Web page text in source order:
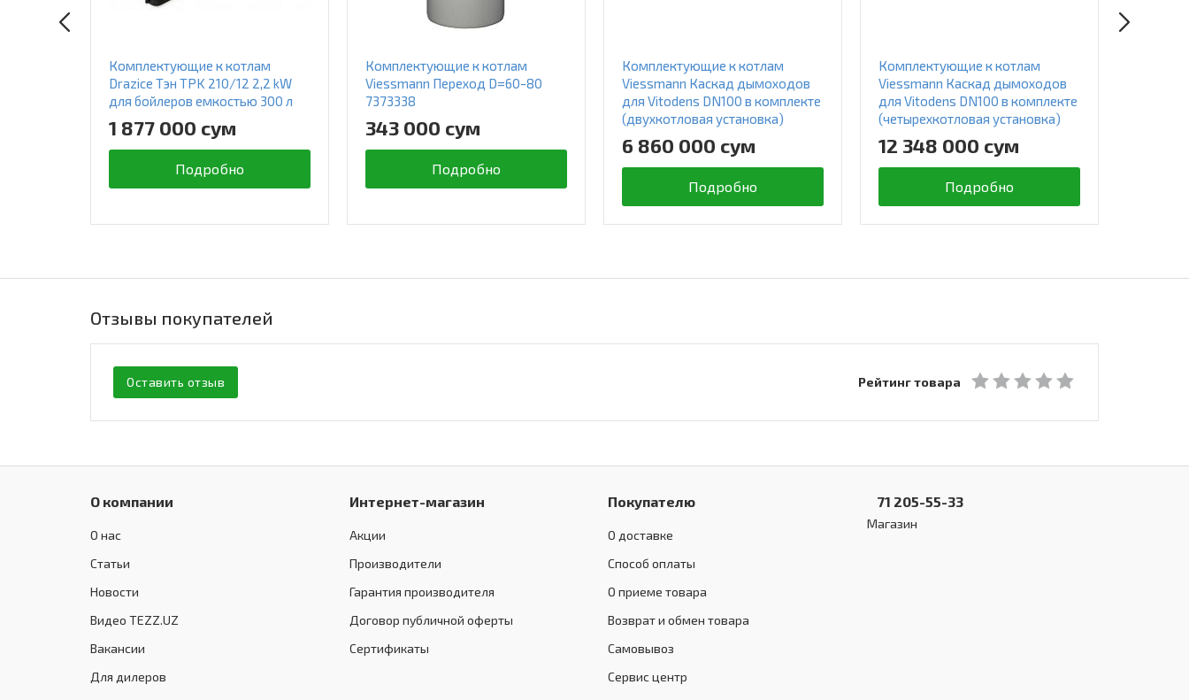
Комплектующие к котлам
Drazice Тэн TPK 210/12 2,2 kW
для бойлеров емкостью 300 л
1 877 000 сум
Подробно
Комплектующие к котлам
Viessmann Переход D=60-80
7373338
343 000 сум
Подробно
Комплектующие к котлам
Viessmann Каскад дымоходов
для Vitodens DN100 в комплекте
(двухкотловая установка)
6 860 000 сум
Подробно
Комплектующие к котлам
Viessmann Каскад дымоходов
для Vitodens DN100 в комплекте
(четырехкотловая установка)
12 348 000 сум
Подробно
Отзывы покупателей
Оставить отзыв Рейтинг товара
О компании
О нас
Статьи
Новости
Видео TEZZ.UZ
Вакансии
Для дилеров
Интернет-магазин
Акции
Производители
Гарантия производителя
Договор публичной оферты
Сертификаты
Покупателю
О доставке
Способ оплаты
О приеме товара
Возврат и обмен товара
Самовывоз
Сервис центр
71 205-55-33
Магазин